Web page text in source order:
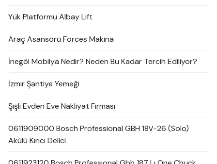
Yük Platformu Albay Lift
Araç Asansörü Forces Makina
İnegöl Mobilya Nedir? Neden Bu Kadar Tercih Ediliyor?
İzmir Şantiye Yemeği
Şişli Evden Eve Nakliyat Firması
0611909000 Bosch Professional GBH 18V-26 (Solo)
Akülü Kırıcı Delici